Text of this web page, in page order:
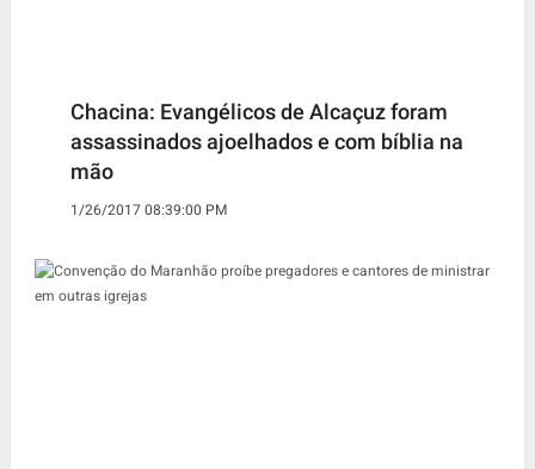
Chacina: Evangélicos de Alcaçuz foram
assassinados ajoelhados e com bíblia na
mão
1/26/2017 08:39:00 PM